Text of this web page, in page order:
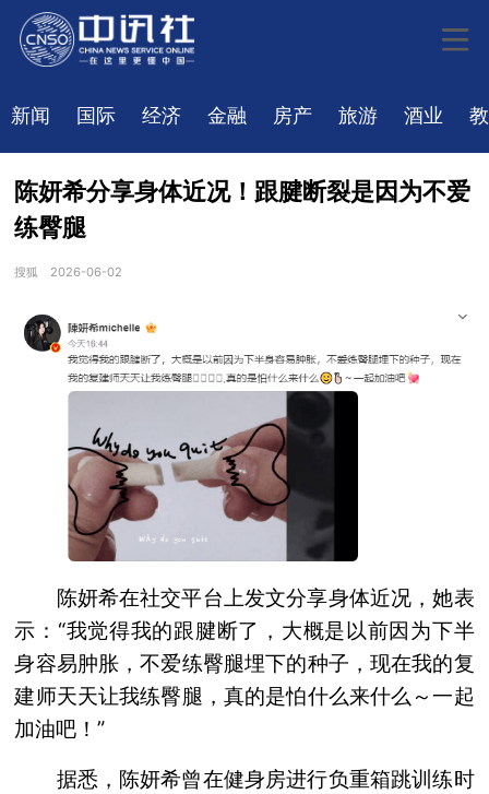
新闻 国际 经济 金融 房产 旅游 酒业
陈妍希分享身体近况！跟腱断裂是因为不爱
练臀腿
搜狐 2026-06-02
陈妍希在社交平台上发文分享身体近况，她表
示：“我觉得我的跟腱断了，大概是以前因为下半
身容易肿胀，不爱练臀腿埋下的种子，现在我的复
建师天天让我练臀腿，真的是怕什么来什么～一起
加油吧！”
据悉，陈妍希曾在健身房进行负重箱跳训练时